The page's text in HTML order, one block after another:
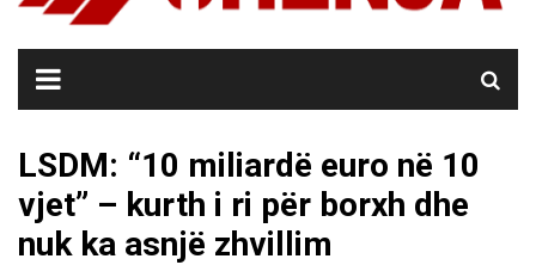
LSDM: “10 miliardë euro në 10
vjet” – kurth i ri për borxh dhe
nuk ka asnjë zhvillim